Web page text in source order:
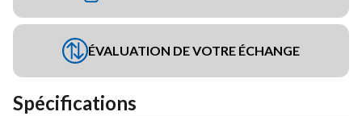
ÉVALUATION DE VOTRE ÉCHANGE
Spécifications